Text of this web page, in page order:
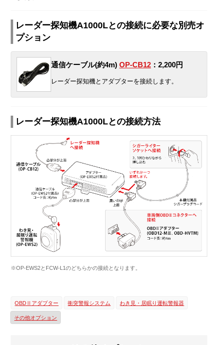
レーダー探知機A1000Lとの接続に必要な別売オ
プション
通信ケーブル(約4m)OP-CB12 ：2,200円
レーダー探知機とアダプターを接続します。
レーダー探知機A1000Lとの接続方法
※OP-EWS2とFCW-L1のどちらかの接続となります。
OBDⅡアダプター 衝突警報システム わき見・居眠り運転警報器
その他オプション